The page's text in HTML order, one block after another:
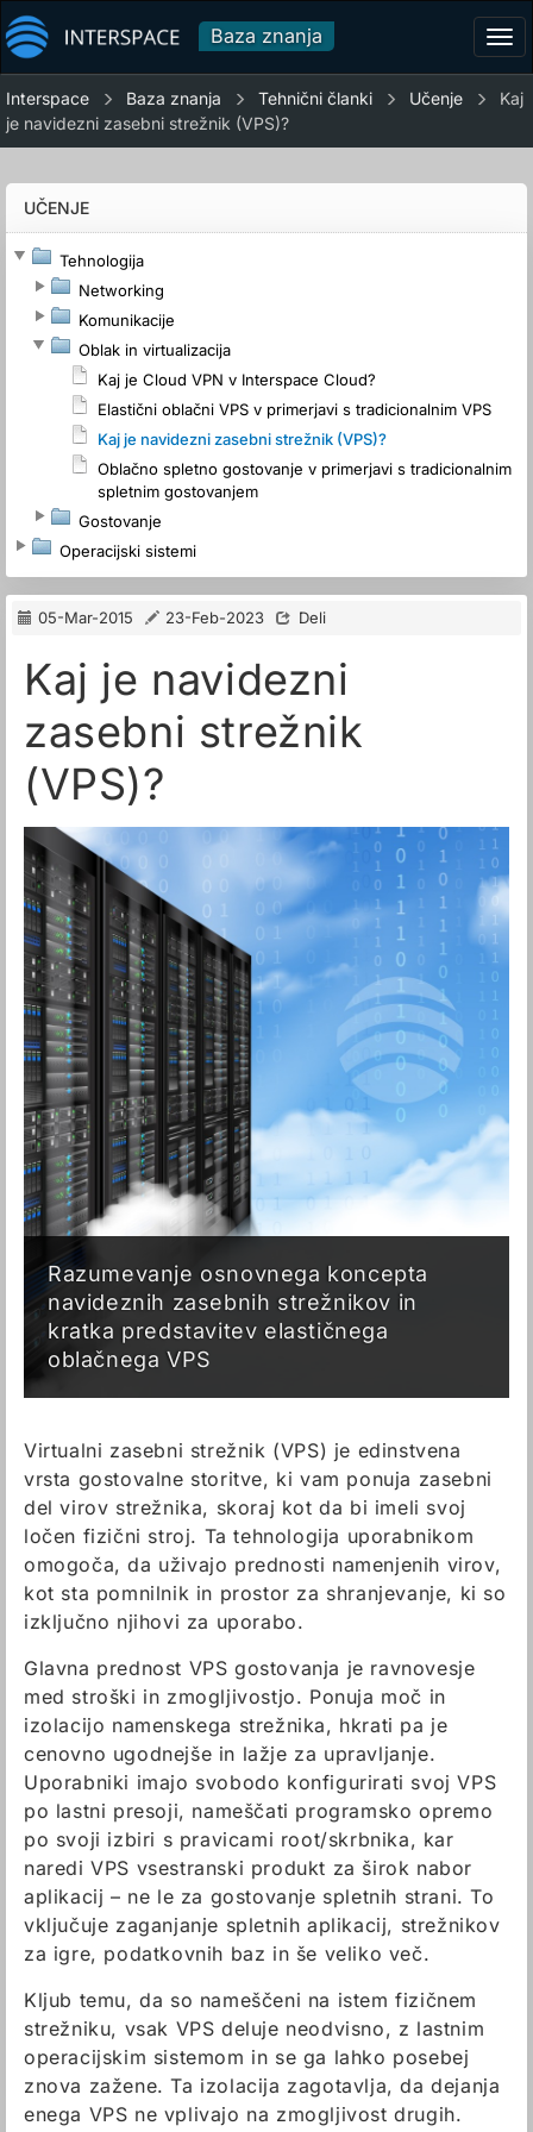
Baza znanja
Interspace Baza znanja Tehnični članki Učenje
Kaj
je navidezni zasebni strežnik (VPS)?
UČENJE
Tehnologija
Networking
Komunikacije
Oblak in virtualizacija
Kaj je Cloud VPN v Interspace Cloud?
Elastični oblačni VPS v primerjavi s tradicionalnim VPS
Kaj je navidezni zasebni strežnik (VPS)?
Oblačno spletno gostovanje v primerjavi s tradicionalnim
spletnim gostovanjem
Gostovanje
Operacijski sistemi
05-Mar-2015 23-Feb-2023 Deli
Kaj je navidezni
zasebni strežnik
(VPS)?
Razumevanje osnovnega koncepta
navideznih zasebnih strežnikov in
kratka predstavitev elastičnega
oblačnega VPS
Virtualni zasebni strežnik (VPS) je edinstvena
vrsta gostovalne storitve, ki vam ponuja zasebni
del virov strežnika, skoraj kot da bi imeli svoj
ločen fizični stroj. Ta tehnologija uporabnikom
omogoča, da uživajo prednosti namenjenih virov,
kot sta pomnilnik in prostor za shranjevanje, ki so
izključno njihovi za uporabo.
Glavna prednost VPS gostovanja je ravnovesje
med stroški in zmogljivostjo. Ponuja moč in
izolacijo namenskega strežnika, hkrati pa je
cenovno ugodnejše in lažje za upravljanje.
Uporabniki imajo svobodo konfigurirati svoj VPS
po lastni presoji, nameščati programsko opremo
po svoji izbiri s pravicami root/skrbnika, kar
naredi VPS vsestranski produkt za širok nabor
aplikacij – ne le za gostovanje spletnih strani. To
vključuje zaganjanje spletnih aplikacij, strežnikov
za igre, podatkovnih baz in še veliko več.
Kljub temu, da so nameščeni na istem fizičnem
strežniku, vsak VPS deluje neodvisno, z lastnim
operacijskim sistemom in se ga lahko posebej
znova zažene. Ta izolacija zagotavlja, da dejanja
enega VPS ne vplivajo na zmogljivost drugih.